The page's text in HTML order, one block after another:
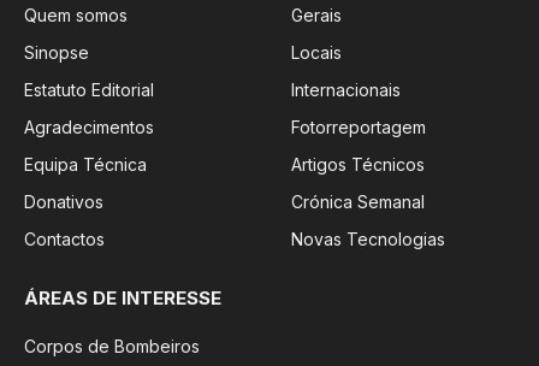
Quem somos
Sinopse
Estatuto Editorial
Agradecimentos
Equipa Técnica
Donativos
Contactos
Gerais
Locais
Internacionais
Fotorreportagem
Artigos Técnicos
Crónica Semanal
Novas Tecnologias
ÁREAS DE INTERESSE
Corpos de Bombeiros